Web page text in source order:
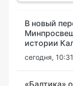
В новый
истории
сегодня, 10:31
«Балтика»